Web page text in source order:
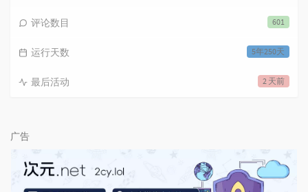
601
评论数目
5年250天
运行天数
2 天前
最后活动
广告